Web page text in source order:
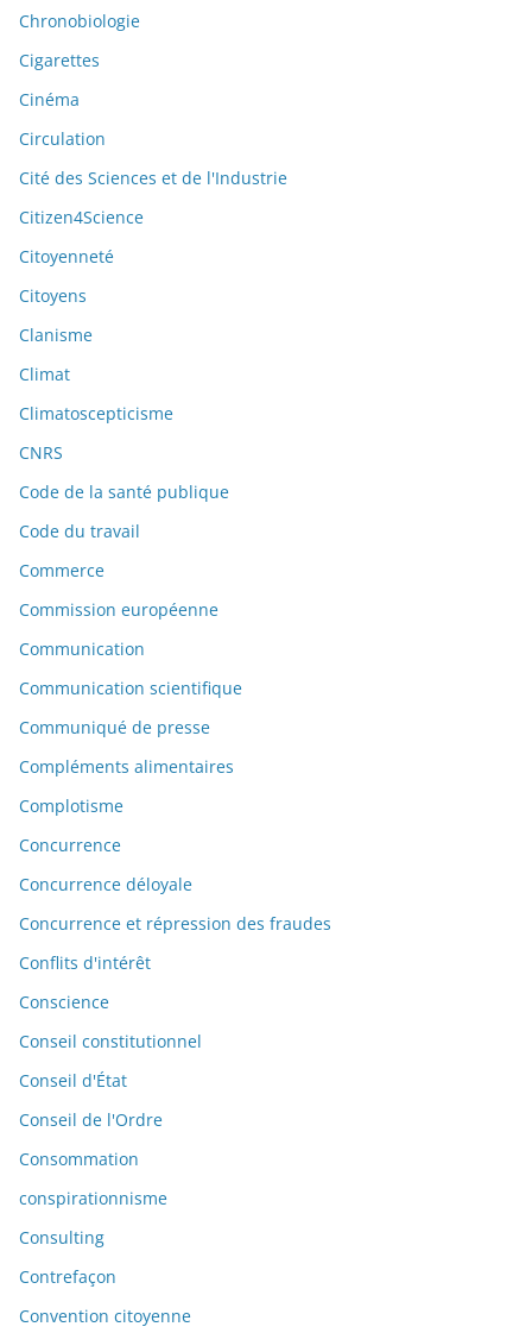
Chronobiologie
Cigarettes
Cinéma
Circulation
Cité des Sciences et de l'Industrie
Citizen4Science
Citoyenneté
Citoyens
Clanisme
Climat
Climatoscepticisme
CNRS
Code de la santé publique
Code du travail
Commerce
Commission européenne
Communication
Communication scientifique
Communiqué de presse
Compléments alimentaires
Complotisme
Concurrence
Concurrence déloyale
Concurrence et répression des fraudes
Conflits d'intérêt
Conscience
Conseil constitutionnel
Conseil d'État
Conseil de l'Ordre
Consommation
conspirationnisme
Consulting
Contrefaçon
Convention citoyenne